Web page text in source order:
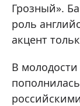
Грозный».
роль
акцент
В